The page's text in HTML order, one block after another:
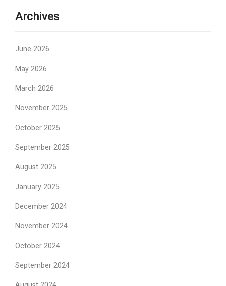
Archives
June 2026
May 2026
March 2026
November 2025
October 2025
September 2025
August 2025
January 2025
December 2024
November 2024
October 2024
September 2024